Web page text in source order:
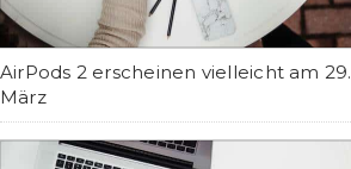
AirPods 2 erscheinen vielleicht am 29.
März